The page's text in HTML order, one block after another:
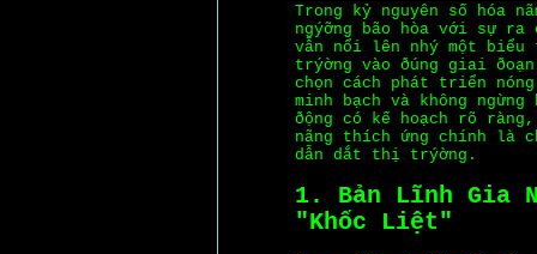
Trong kỷ nguyên số
ngýỡng bão hòa với sự
vẫn nổi lên nhý một biểu
trýờng vào ðúng giai
chọn cách phát triển
minh bạch và không
ðộng có kế hoạch rõ
nãng thích ứng chính là
dẫn dắt thị trýờng.
1. Bản Lĩnh Gia
"Khốc Liệt"